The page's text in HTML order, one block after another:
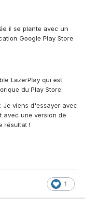
il se plante avec un
Google Play Store
LazerPlay qui est
du Play Store.
Je viens d'essayer avec
avec une version de
résultat !
1